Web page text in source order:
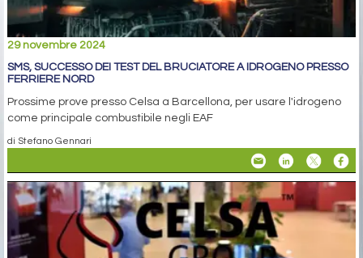
29 novembre 2024
SMS, SUCCESSO DEI TEST DEL BRUCIATORE A IDROGENO PRESSO
FERRIERE NORD
Prossime prove presso Celsa a Barcellona, per usare l'idrogeno
come principale combustibile negli EAF
di Stefano Gennari